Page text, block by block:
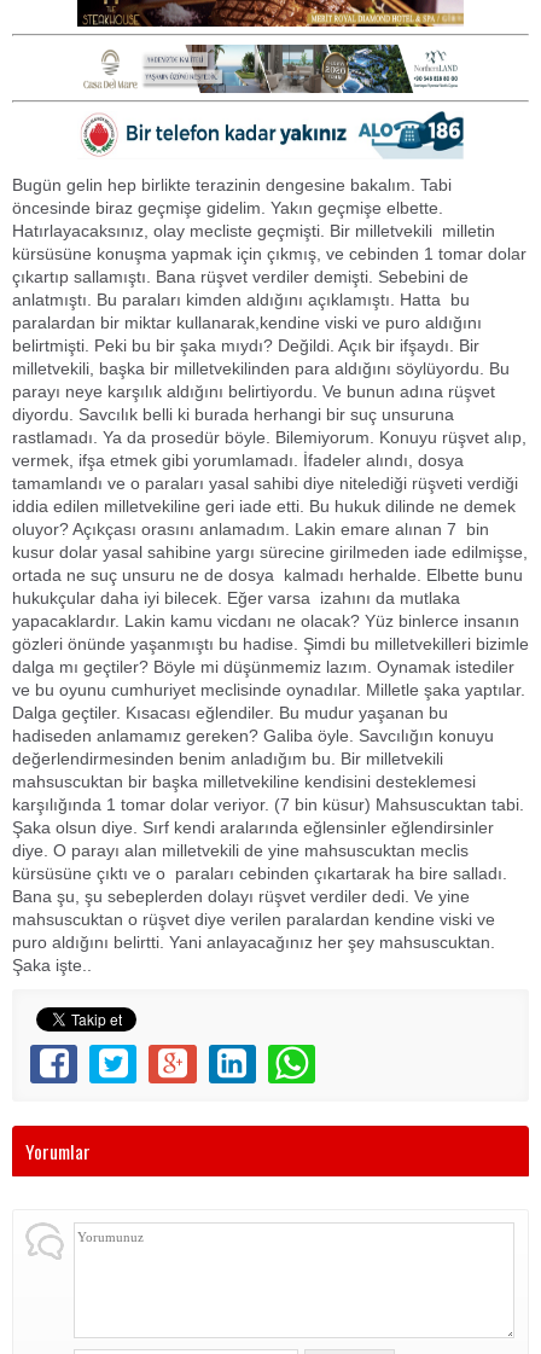
Bugün gelin hep birlikte terazinin dengesine bakalım. Tabi
öncesinde biraz geçmişe gidelim. Yakın geçmişe elbette.
Hatırlayacaksınız, olay mecliste geçmişti. Bir milletvekili milletin
kürsüsüne konuşma yapmak için çıkmış, ve cebinden 1 tomar dolar
çıkartıp sallamıştı. Bana rüşvet verdiler demişti. Sebebini de
anlatmıştı. Bu paraları kimden aldığını açıklamıştı. Hatta bu
paralardan bir miktar kullanarak,kendine viski ve puro aldığını
belirtmişti. Peki bu bir şaka mıydı? Değildi. Açık bir ifşaydı. Bir
milletvekili, başka bir milletvekilinden para aldığını söylüyordu. Bu
parayı neye karşılık aldığını belirtiyordu. Ve bunun adına rüşvet
diyordu. Savcılık belli ki burada herhangi bir suç unsuruna
rastlamadı. Ya da prosedür böyle. Bilemiyorum. Konuyu rüşvet alıp,
vermek, ifşa etmek gibi yorumlamadı. İfadeler alındı, dosya
tamamlandı ve o paraları yasal sahibi diye nitelediği rüşveti verdiği
iddia edilen milletvekiline geri iade etti. Bu hukuk dilinde ne demek
oluyor? Açıkçası orasını anlamadım. Lakin emare alınan 7 bin
kusur dolar yasal sahibine yargı sürecine girilmeden iade edilmişse,
ortada ne suç unsuru ne de dosya kalmadı herhalde. Elbette bunu
hukukçular daha iyi bilecek. Eğer varsa izahını da mutlaka
yapacaklardır. Lakin kamu vicdanı ne olacak? Yüz binlerce insanın
gözleri önünde yaşanmıştı bu hadise. Şimdi bu milletvekilleri bizimle
dalga mı geçtiler? Böyle mi düşünmemiz lazım. Oynamak istediler
ve bu oyunu cumhuriyet meclisinde oynadılar. Milletle şaka yaptılar.
Dalga geçtiler. Kısacası eğlendiler. Bu mudur yaşanan bu
hadiseden anlamamız gereken? Galiba öyle. Savcılığın konuyu
değerlendirmesinden benim anladığım bu. Bir milletvekili
mahsuscuktan bir başka milletvekiline kendisini desteklemesi
karşılığında 1 tomar dolar veriyor. (7 bin küsur) Mahsuscuktan tabi.
Şaka olsun diye. Sırf kendi aralarında eğlensinler eğlendirsinler
diye. O parayı alan milletvekili de yine mahsuscuktan meclis
kürsüsüne çıktı ve o paraları cebinden çıkartarak ha bire salladı.
Bana şu, şu sebeplerden dolayı rüşvet verdiler dedi. Ve yine
mahsuscuktan o rüşvet diye verilen paralardan kendine viski ve
puro aldığını belirtti. Yani anlayacağınız her şey mahsuscuktan.
Şaka işte..
Yorumlar